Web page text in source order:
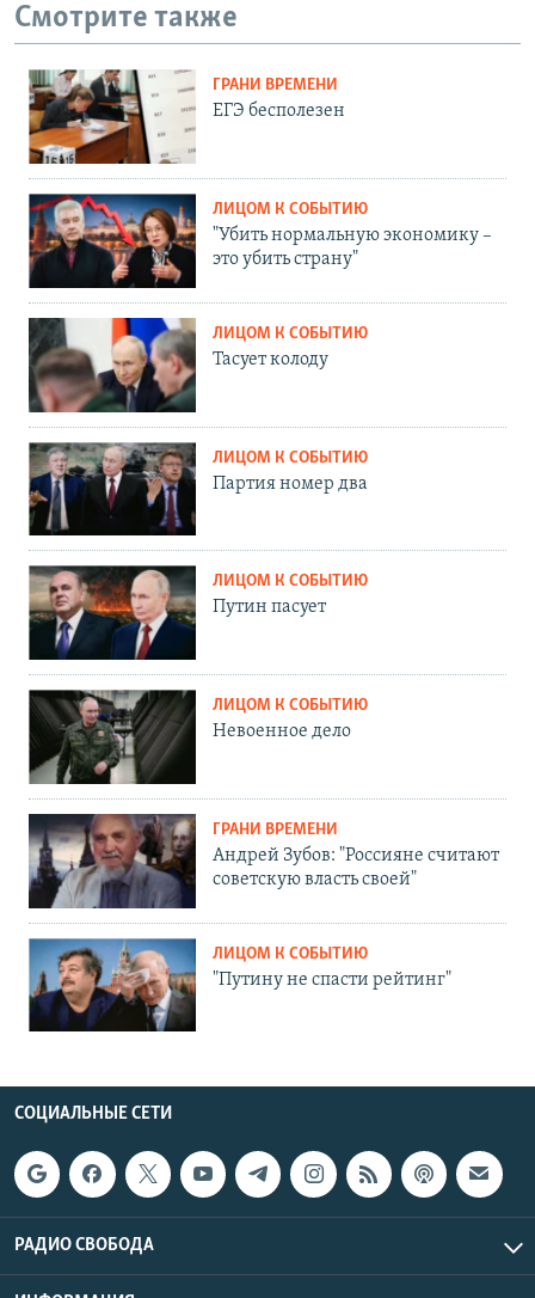
Смотрите также
ГРАНИ ВРЕМЕНИ
ЕГЭ бесполезен
ЛИЦОМ К СОБЫТИЮ
"Убить нормальную экономику –
это убить страну"
ЛИЦОМ К СОБЫТИЮ
Тасует колоду
ЛИЦОМ К СОБЫТИЮ
Партия номер два
ЛИЦОМ К СОБЫТИЮ
Путин пасует
ЛИЦОМ К СОБЫТИЮ
Невоенное дело
ГРАНИ ВРЕМЕНИ
Андрей Зубов: "Россияне считают
советскую власть своей"
ЛИЦОМ К СОБЫТИЮ
"Путину не спасти рейтинг"
СОЦИАЛЬНЫЕ СЕТИ
РАДИО СВОБОДА